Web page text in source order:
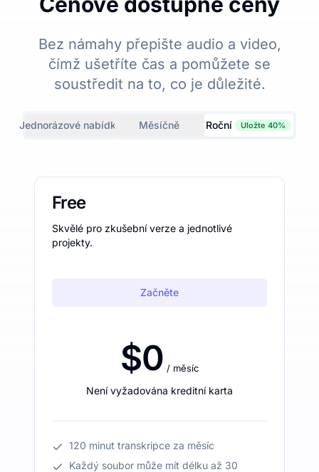
Bez námahy přepište audio a video,
čímž ušetříte čas a pomůžete se
soustředit na to, co je důležité.
Jednorázové nabídky Měsíčně Roční Uložte 40%
Free
Skvělé pro zkušební verze a jednotlivé
projekty.
Začněte
$0 / měsíc
Není vyžadována kreditní karta
120 minut transkripce za měsíc
Každý soubor může mít délku až 30